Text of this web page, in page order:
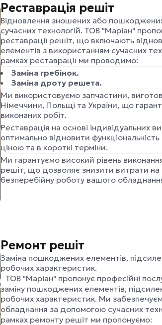
Реставрація решіт
Відновлення зношених або
сучасних технологій. ТОВ "Маріан"
реставрації решіт, що включають
елементів з використанням сучасних
рамках реставрації ми проводимо:
Заміна гребінок.
Заміна дроту решета.
Ми використовуємо запчастини,
Німеччини, Польщі та України, що
виконаних робіт.
Реставрація на основі індивідуальних
оптимально відновити
ціною та в короткі терміни.
Ми гарантуємо високий рівень
решіт, що дозволяє знизити витрати на
безперебійну роботу вашого
Ремонт решіт
Заміна пошкоджених елементів,
робочих характеристик.
ТОВ "Маріан" пропонує професійні
заміну пошкоджених елементів,
робочих характеристик. Ми
обладнання за допомогою сучасних
рамках ремонту решіт ми пропонуємо: